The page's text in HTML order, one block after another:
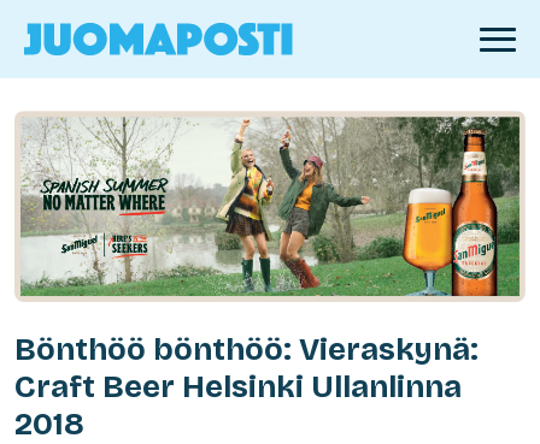
Bönthöö bönthöö: Vieraskynä:
Craft Beer Helsinki Ullanlinna
2018